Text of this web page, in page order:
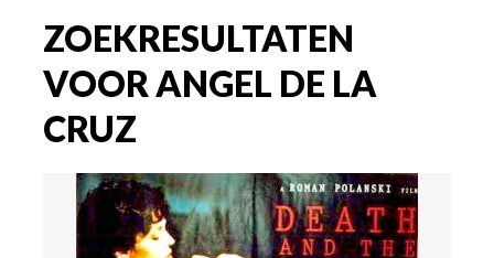
ZOEKRESULTATEN
VOOR ANGEL DE LA
CRUZ